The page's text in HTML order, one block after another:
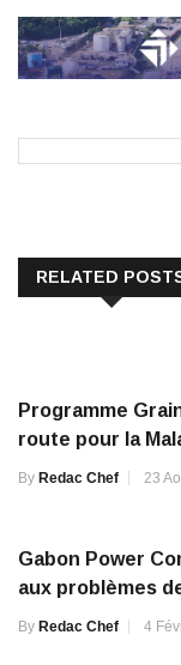
RELATED
Programme
route pour la
By Redac Chef 23
Gabon Power
aux problèmes
By Redac Chef 4